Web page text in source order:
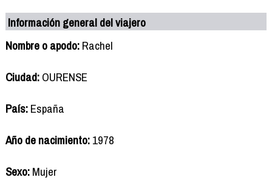
Información general del viajero
Nombre o apodo:Rachel
Ciudad:OURENSE
País:España
Año de nacimiento:1978
Sexo:Mujer